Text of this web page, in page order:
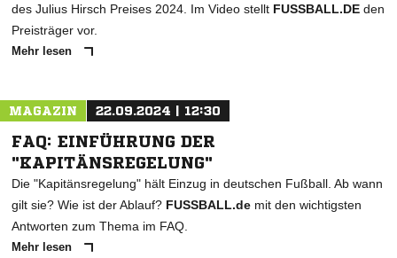
des Julius Hirsch Preises 2024. Im Video stellt FUSSBALL.DE den
Preisträger vor.
Mehr lesen
MAGAZIN 22.09.2024 | 12:30
FAQ: EINFÜHRUNG DER
"KAPITÄNSREGELUNG"
Die "Kapitänsregelung" hält Einzug in deutschen Fußball. Ab wann
gilt sie? Wie ist der Ablauf? FUSSBALL.de mit den wichtigsten
Antworten zum Thema im FAQ.
Mehr lesen